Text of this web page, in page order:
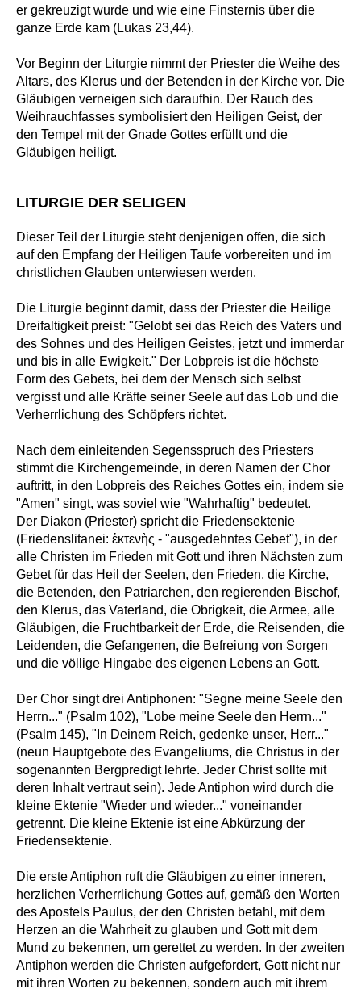
er gekreuzigt wurde und wie eine Finsternis über die
ganze Erde kam (Lukas 23,44).
Vor Beginn der Liturgie nimmt der Priester die Weihe des
Altars, des Klerus und der Betenden in der Kirche vor. Die
Gläubigen verneigen sich daraufhin. Der Rauch des
Weihrauchfasses symbolisiert den Heiligen Geist, der
den Tempel mit der Gnade Gottes erfüllt und die
Gläubigen heiligt.
LITURGIE DER SELIGEN
Dieser Teil der Liturgie steht denjenigen offen, die sich
auf den Empfang der Heiligen Taufe vorbereiten und im
christlichen Glauben unterwiesen werden.
Die Liturgie beginnt damit, dass der Priester die Heilige
Dreifaltigkeit preist: "Gelobt sei das Reich des Vaters und
des Sohnes und des Heiligen Geistes, jetzt und immerdar
und bis in alle Ewigkeit." Der Lobpreis ist die höchste
Form des Gebets, bei dem der Mensch sich selbst
vergisst und alle Kräfte seiner Seele auf das Lob und die
Verherrlichung des Schöpfers richtet.
Nach dem einleitenden Segensspruch des Priesters
stimmt die Kirchengemeinde, in deren Namen der Chor
auftritt, in den Lobpreis des Reiches Gottes ein, indem sie
"Amen" singt, was soviel wie "Wahrhaftig" bedeutet.
Der Diakon (Priester) spricht die Friedensektenie
(Friedenslitanei: ἐκτενὴς - "ausgedehntes Gebet"), in der
alle Christen im Frieden mit Gott und ihren Nächsten zum
Gebet für das Heil der Seelen, den Frieden, die Kirche,
die Betenden, den Patriarchen, den regierenden Bischof,
den Klerus, das Vaterland, die Obrigkeit, die Armee, alle
Gläubigen, die Fruchtbarkeit der Erde, die Reisenden, die
Leidenden, die Gefangenen, die Befreiung von Sorgen
und die völlige Hingabe des eigenen Lebens an Gott.
Der Chor singt drei Antiphonen: "Segne meine Seele den
Herrn..." (Psalm 102), "Lobe meine Seele den Herrn..."
(Psalm 145), "In Deinem Reich, gedenke unser, Herr..."
(neun Hauptgebote des Evangeliums, die Christus in der
sogenannten Bergpredigt lehrte. Jeder Christ sollte mit
deren Inhalt vertraut sein). Jede Antiphon wird durch die
kleine Ektenie "Wieder und wieder..." voneinander
getrennt. Die kleine Ektenie ist eine Abkürzung der
Friedensektenie.
Die erste Antiphon ruft die Gläubigen zu einer inneren,
herzlichen Verherrlichung Gottes auf, gemäß den Worten
des Apostels Paulus, der den Christen befahl, mit dem
Herzen an die Wahrheit zu glauben und Gott mit dem
Mund zu bekennen, um gerettet zu werden. In der zweiten
Antiphon werden die Christen aufgefordert, Gott nicht nur
mit ihren Worten zu bekennen, sondern auch mit ihrem